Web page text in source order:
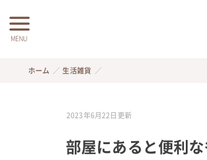
MENU
ホーム 生活雑貨
2023年6月22日 更新
部屋にあると便利